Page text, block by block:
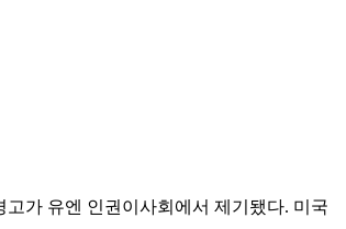
가 유엔 인권이사회에서 제기됐다. 미국